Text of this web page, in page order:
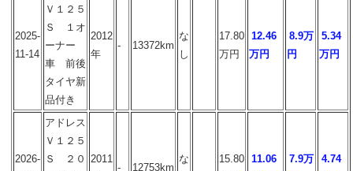
2025-
11-14
Ｖ１２５
Ｓ １オ
ーナー
車 前後
タイヤ新
品付き
2012
年
- 13372km
な
し
17.80
万円
12.46
万円
8.9万
円
5.34
万円
2026-
アドレス
Ｖ１２５
Ｓ ２０ 2011
- 12753km
な
15.80 11.06
7.9万
4.74